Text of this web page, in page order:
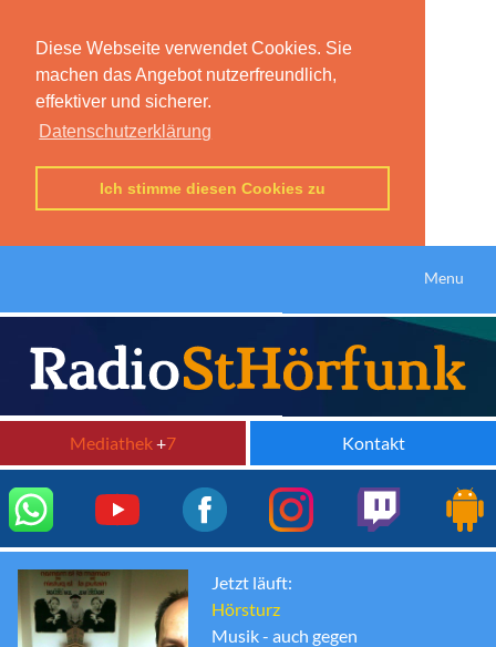
Diese Webseite verwendet Cookies. Sie
machen das Angebot nutzerfreundlich,
effektiver und sicherer.
Datenschutzerklärung
Ich stimme diesen Cookies zu
Menu
Mediathek+7 Kontakt
Jetzt läuft:
Hörsturz
Musik - auch gegen